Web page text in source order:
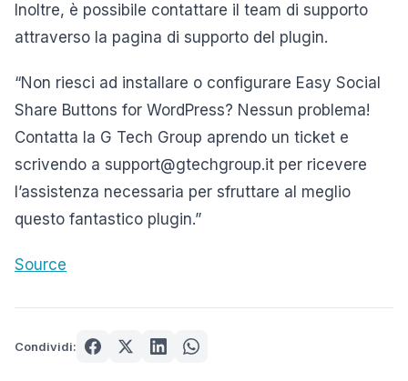
Inoltre, è possibile contattare il team di supporto
attraverso la pagina di supporto del plugin.
“Non riesci ad installare o configurare Easy Social
Share Buttons for WordPress? Nessun problema!
Contatta la G Tech Group aprendo un ticket e
scrivendo a support@gtechgroup.it per ricevere
l’assistenza necessaria per sfruttare al meglio
questo fantastico plugin.”
Source
Condividi: